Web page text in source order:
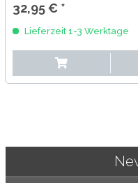
32,95 € *
Lieferzeit 1-3 Werktage